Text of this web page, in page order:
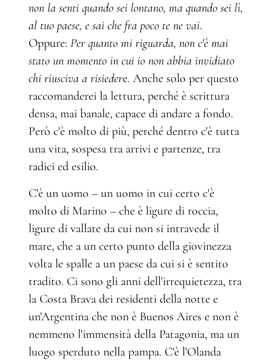
non la senti quando sei lontano, ma quando sei lì,
al tuo paese, e sai che fra poco te ne vai.
Oppure: Per quanto mi riguarda, non c'è mai
stato un momento in cui io non abbia invidiato
chi riusciva a risiedere. Anche solo per questo
raccomanderei la lettura, perché è scrittura
densa, mai banale, capace di andare a fondo.
Però c'è molto di più, perché dentro c'è tutta
una vita, sospesa tra arrivi e partenze, tra
radici ed esilio.
C'è un uomo – un uomo in cui certo c'è
molto di Marino – che è ligure di roccia,
ligure di vallate da cui non si intravede il
mare, che a un certo punto della giovinezza
volta le spalle a un paese da cui si è sentito
tradito. Ci sono gli anni dell'irrequietezza, tra
la Costa Brava dei residenti della notte e
un'Argentina che non è Buenos Aires e non è
nemmeno l'immensità della Patagonia, ma un
luogo sperduto nella pampa. C'è l'Olanda